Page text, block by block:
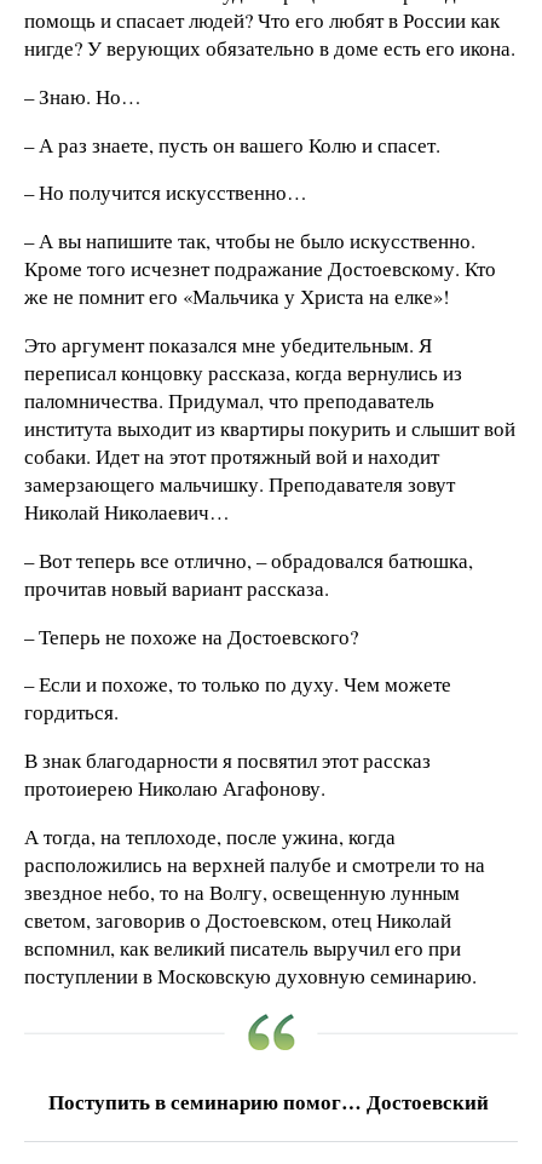
помощь и спасает людей? Что его любят в России как
нигде? У верующих обязательно в доме есть его икона.
– Знаю. Но…
– А раз знаете, пусть он вашего Колю и спасет.
– Но получится искусственно…
– А вы напишите так, чтобы не было искусственно.
Кроме того исчезнет подражание Достоевскому. Кто
же не помнит его «Мальчика у Христа на елке»!
Это аргумент показался мне убедительным. Я
переписал концовку рассказа, когда вернулись из
паломничества. Придумал, что преподаватель
института выходит из квартиры покурить и слышит вой
собаки. Идет на этот протяжный вой и находит
замерзающего мальчишку. Преподавателя зовут
Николай Николаевич…
– Вот теперь все отлично, – обрадовался батюшка,
прочитав новый вариант рассказа.
– Теперь не похоже на Достоевского?
– Если и похоже, то только по духу. Чем можете
гордиться.
В знак благодарности я посвятил этот рассказ
протоиерею Николаю Агафонову.
А тогда, на теплоходе, после ужина, когда
расположились на верхней палубе и смотрели то на
звездное небо, то на Волгу, освещенную лунным
светом, заговорив о Достоевском, отец Николай
вспомнил, как великий писатель выручил его при
поступлении в Московскую духовную семинарию.
Поступить в семинарию помог… Достоевский